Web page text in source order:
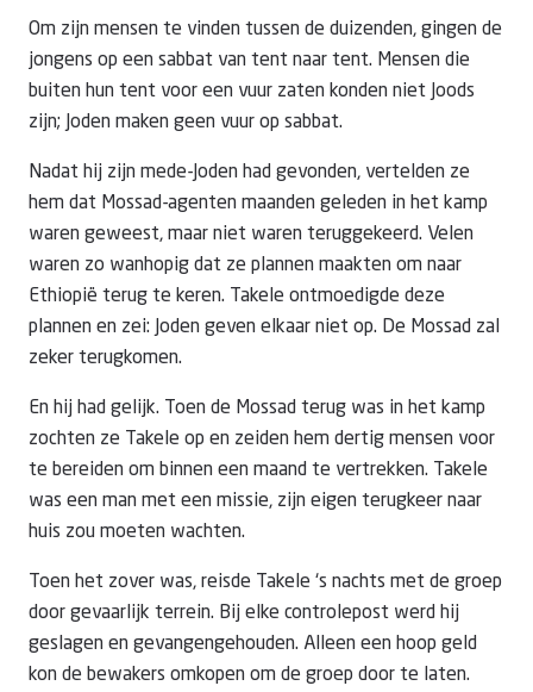
Om zijn mensen te vinden tussen de duizenden, gingen de
jongens op een sabbat van tent naar tent. Mensen die
buiten hun tent voor een vuur zaten konden niet Joods
zijn; Joden maken geen vuur op sabbat.
Nadat hij zijn mede-Joden had gevonden, vertelden ze
hem dat Mossad-agenten maanden geleden in het kamp
waren geweest, maar niet waren teruggekeerd. Velen
waren zo wanhopig dat ze plannen maakten om naar
Ethiopië terug te keren. Takele ontmoedigde deze
plannen en zei: Joden geven elkaar niet op. De Mossad zal
zeker terugkomen.
En hij had gelijk. Toen de Mossad terug was in het kamp
zochten ze Takele op en zeiden hem dertig mensen voor
te bereiden om binnen een maand te vertrekken. Takele
was een man met een missie, zijn eigen terugkeer naar
huis zou moeten wachten.
Toen het zover was, reisde Takele ‘s nachts met de groep
door gevaarlijk terrein. Bij elke controlepost werd hij
geslagen en gevangengehouden. Alleen een hoop geld
kon de bewakers omkopen om de groep door te laten.